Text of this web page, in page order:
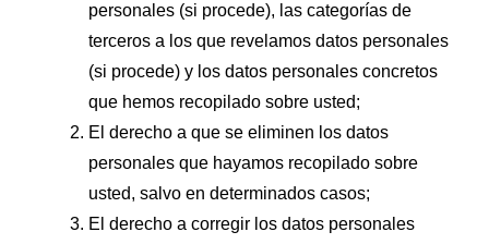
personales (si procede), las categorías de
terceros a los que revelamos datos personales
(si procede) y los datos personales concretos
que hemos recopilado sobre usted;
El derecho a que se eliminen los datos
personales que hayamos recopilado sobre
usted, salvo en determinados casos;
El derecho a corregir los datos personales